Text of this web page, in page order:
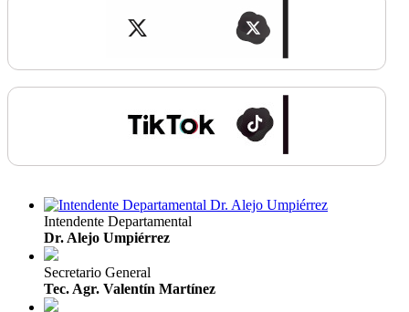
Intendente Departamental
Dr. Alejo Umpiérrez
Secretario General
Tec. Agr. Valentín Martínez